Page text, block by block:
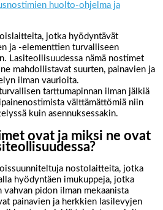
huolto-ohjelma ja
jotka hyödyntävät
ja -elementtien turvalliseen
Lasiteollisuudessa nämä nostimet
mahdollistavat suurten, painavien ja
ilman vaurioita.
tarttumapinnan ilman jälkiä
välttämättömiä niin
kuin asennuksessakin.
ovat ja miksi ne ovat
nostolaitteita, jotka
hyödyntäen imukuppeja, jotka
pidon ilman mekaanista
painavien ja herkkien lasilevyjen